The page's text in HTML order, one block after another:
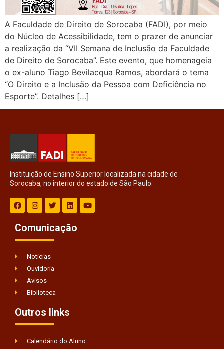
A Faculdade de Direito de Sorocaba (FADI), por meio
do Núcleo de Acessibilidade, tem o prazer de anunciar
a realização da “VII Semana de Inclusão da Faculdade
de Direito de Sorocaba”. Este evento, que homenageia
o ex-aluno Tiago Bevilacqua Ramos, abordará o tema
“O Direito e a Inclusão da Pessoa com Deficiência no
Esporte”. Detalhes […]
Instituição de Ensino Superior localizada na cidade de
Sorocaba, no interior do estado de São Paulo.
Comunicação
Notícias
Ouvidoria
Avisos
Biblioteca
Outros links
Calendário do Aluno